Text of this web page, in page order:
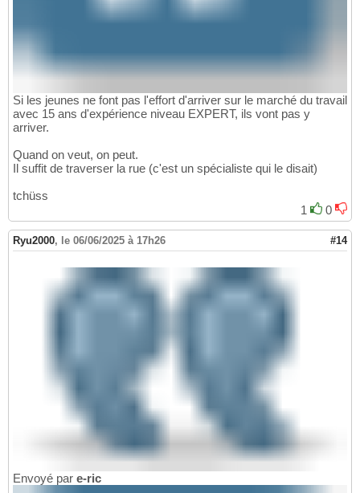
Si les jeunes ne font pas l'effort d'arriver sur le marché du travail
avec 15 ans d'expérience niveau EXPERT, ils vont pas y
arriver.
Quand on veut, on peut.
Il suffit de traverser la rue (c'est un spécialiste qui le disait)
tchüss
1
0
Ryu2000, le 06/06/2025 à 17h26 #14
Envoyé par e-ric